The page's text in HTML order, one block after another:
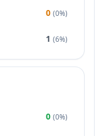
0 (0%)
1 (6%)
0 (0%)